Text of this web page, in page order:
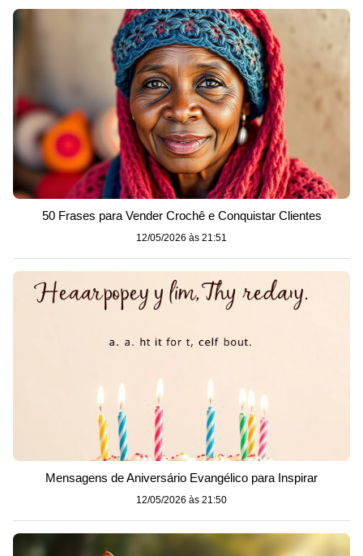
50 Frases para Vender Crochê e Conquistar Clientes
12/05/2026 às 21:51
Mensagens de Aniversário Evangélico para Inspirar
12/05/2026 às 21:50